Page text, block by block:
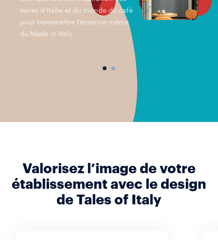
terres d’Italie et du monde du café
pour transmettre l’essence même
du Made in Italy.
Valorisez l’image de votre
établissement avec le design
de Tales of Italy